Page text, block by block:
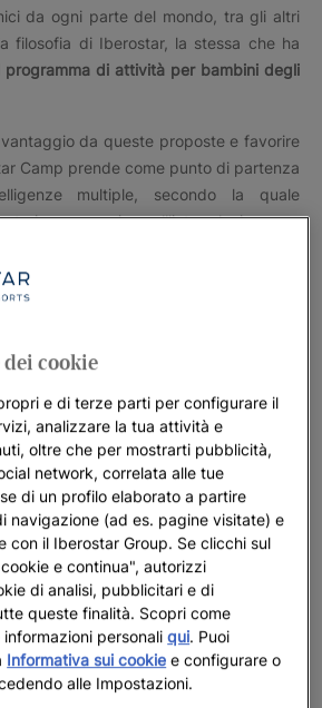
da ogni parte del mondo, tra gli altri
filosofia di Iberostar, la stessa che ha
programma di attività per bambini degli
da queste proposte e favorire
Camp prende come punto di partenza
multiple, secondo la quale
grazie all’interrelazione e
motivano i bambini a interagire e
la partecipazione a giochi e altre
cosa impossibile è annoiarsi. Se pensate
Iberostar vi semplifica la vita.
dihotel familiari, prenotate la vostra
le vacanze con la tranquillità di
sono in ottime mani.
cookie
e di terze parti per configurare il
analizzare la tua attività e
oltre che per mostrarti pubblicità,
network, correlata alle tue
di un profilo elaborato a partire
navigazione (ad es. pagine visitate) e
con il Iberostar Group. Se clicchi sul
e continua", autorizzi
di analisi, pubblicitari e di
queste finalità. Scopri come
personaliqui. Puoi
Informativa sui cookie e configurare o
alle Impostazioni.